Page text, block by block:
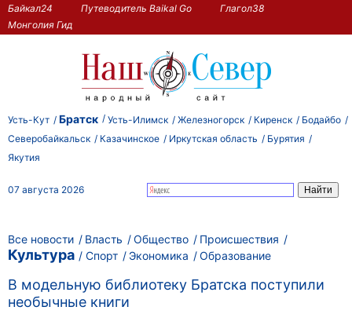
Байкал24 Путеводитель Baikal Go
Глагол38
Монголия Гид
Усть-Кут Братск Усть-Илимск Железногорск Киренск
Бодайбо
Северобайкальск
Казачинское Иркутская область
Бурятия
Якутия
07 августа 2026
Все новости Власть Общество Происшествия
Культура Спорт Экономика Образование
В модельную библиотеку Братска поступили
необычные книги